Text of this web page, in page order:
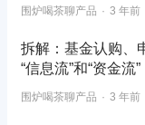
围炉喝茶聊产品 3 年前
拆解：基金认购、
“信息流”和“资金流”
围炉喝茶聊产品 3 年前